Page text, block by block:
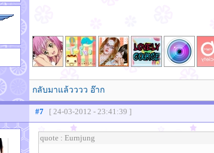
กลับมาแล้วววว อ๊าก
#7 [ 24-03-2012 - 23:41:39 ]
quote : Eurnjung